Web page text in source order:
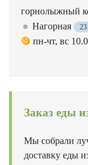
Заказ еды
Мы собрали
доставку еды
горнолыжный
Нагорная
пн-чт, вс